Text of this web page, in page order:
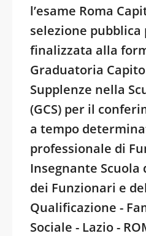
l’esame Roma
selezione
finalizzata alla
Graduatoria
Supplenze nella
(GCS) per il
a tempo
professionale di
Insegnante Scuola
dei Funzionari e
Qualificazione -
Sociale - Lazio -